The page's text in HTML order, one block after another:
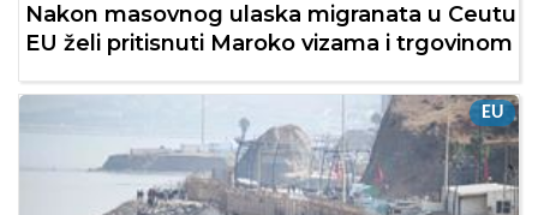
Nakon masovnog ulaska migranata u Ceutu
EU želi pritisnuti Maroko vizama i trgovinom
EU